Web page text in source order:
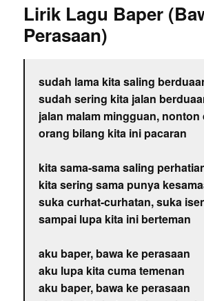
Lirik Lagu Baper
Perasaan)
sudah lama kita saling
sudah sering kita jalan
jalan malam mingguan, nonton
orang bilang kita ini pacaran
kita sama-sama saling
kita sering sama punya
suka curhat-curhatan, suka
sampai lupa kita ini berteman
aku baper, bawa ke perasaan
aku lupa kita cuma temenan
aku baper, bawa ke perasaan